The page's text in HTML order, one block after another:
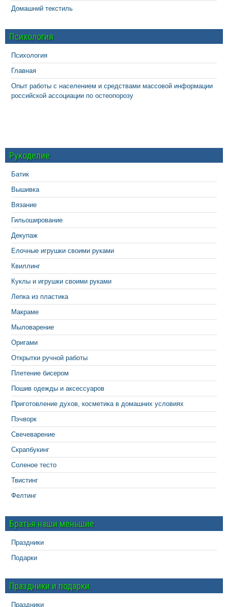
Домашний текстиль
Психология
Психология
Главная
Опыт работы с населением и средствами массовой информации
российской ассоциации по остеопорозу
Рукоделие
Батик
Вышивка
Вязание
Гильоширование
Декупаж
Елочные игрушки своими руками
Квиллинг
Куклы и игрушки своими руками
Лепка из пластика
Макраме
Мыловарение
Оригами
Открытки ручной работы
Плетение бисером
Пошив одежды и аксессуаров
Приготовление духов, косметика в домашних условиях
Пэчворк
Свечеварение
Скрапбукинг
Соленое тесто
Твистинг
Фелтинг
Братья наши меньшие
Праздники
Подарки
Праздники и подарки
Праздники